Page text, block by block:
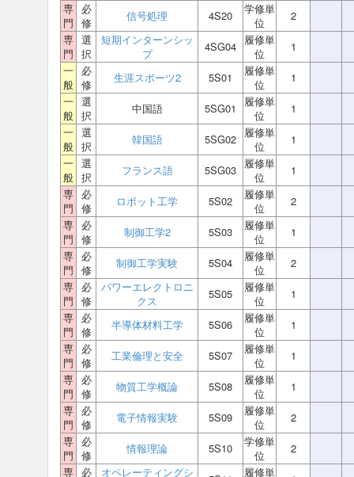
専
門
必
修
信号処理 4S20
学修単
位
2
専
門
選
択
短期インターンシッ
プ
4SG04 履修単
位
1
一
般
必
修
生涯スポーツ2 5S01
履修単
位
1
一
般
選
択
中国語 5SG01
履修単
位
1
一
般
選
択
韓国語 5SG02 履修単
位
1
一
般
選
択
フランス語 5SG03 履修単
位
1
専
門
必
修
ロボット工学 5S02
履修単
位
2
専
門
必
修
制御工学2 5S03
履修単
位
1
専
門
必
修
制御工学実験 5S04
履修単
位
2
専
門
必
修
パワーエレクトロニ
クス
5S05
履修単
位
1
専
門
必
修
半導体材料工学 5S06
履修単
位
1
専
門
必
修
工業倫理と安全 5S07
履修単
位
1
専
門
必
修
物質工学概論 5S08
履修単
位
1
専
門
必
修
電子情報実験 5S09
履修単
位
2
専
門
必
修
情報理論 5S10
学修単
位
2
専 必 オペレーティングシ 履修単